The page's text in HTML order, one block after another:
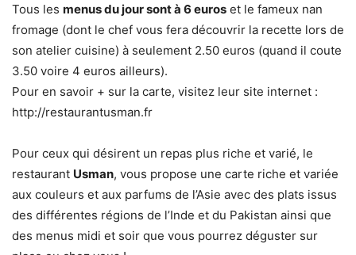
Tous les menus du jour sont à 6 euros et le fameux nan
fromage (dont le chef vous fera découvrir la recette lors de
son atelier cuisine) à seulement 2.50 euros (quand il coute
3.50 voire 4 euros ailleurs).
Pour en savoir + sur la carte, visitez leur site internet :
http://restaurantusman.fr
Pour ceux qui désirent un repas plus riche et varié, le
restaurant Usman, vous propose une carte riche et variée
aux couleurs et aux parfums de l’Asie avec des plats issus
des différentes régions de l’Inde et du Pakistan ainsi que
des menus midi et soir que vous pourrez déguster sur